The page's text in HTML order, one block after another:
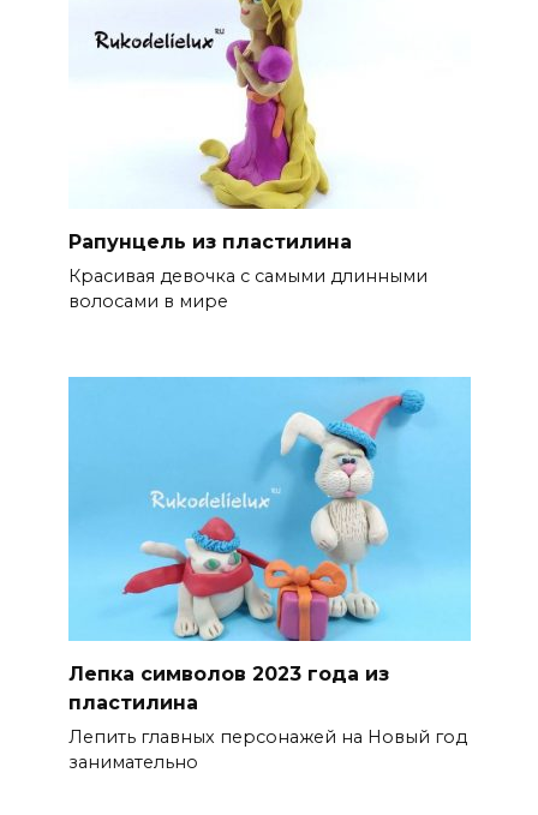
Рапунцель из пластилина
Красивая девочка с самыми длинными
волосами в мире
Лепка символов 2023 года из
пластилина
Лепить главных персонажей на Новый год
занимательно